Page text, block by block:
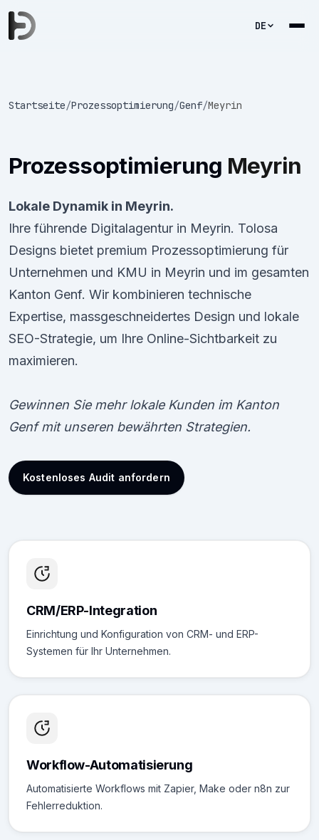
DE
Startseite/Prozessoptimierung/Genf/Meyrin
Prozessoptimierung Meyrin
Lokale Dynamik in Meyrin.
Ihre führende Digitalagentur in Meyrin. Tolosa
Designs bietet premium Prozessoptimierung für
Unternehmen und KMU in Meyrin und im gesamten
Kanton Genf. Wir kombinieren technische
Expertise, massgeschneidertes Design und lokale
SEO-Strategie, um Ihre Online-Sichtbarkeit zu
maximieren.
Gewinnen Sie mehr lokale Kunden im Kanton
Genf mit unseren bewährten Strategien.
Kostenloses Audit anfordern
CRM/ERP-Integration
Einrichtung und Konfiguration von CRM- und ERP-
Systemen für Ihr Unternehmen.
Workflow-Automatisierung
Automatisierte Workflows mit Zapier, Make oder n8n zur
Fehlerreduktion.